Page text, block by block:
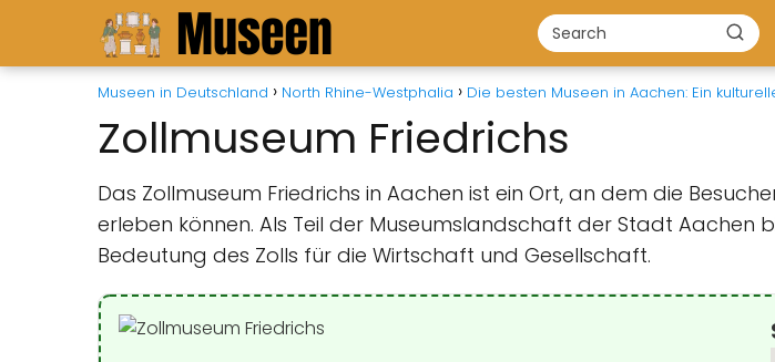
Museen in Deutschland North Rhine-Westphalia Die besten Museen in Aachen: Ein
Zollmuseum Friedrichs
Das Zollmuseum Friedrichs in Aachen ist ein Ort, an dem die
erleben können. Als Teil der Museumslandschaft der Stadt Aachen
Bedeutung des Zolls für die Wirtschaft und Gesellschaft.